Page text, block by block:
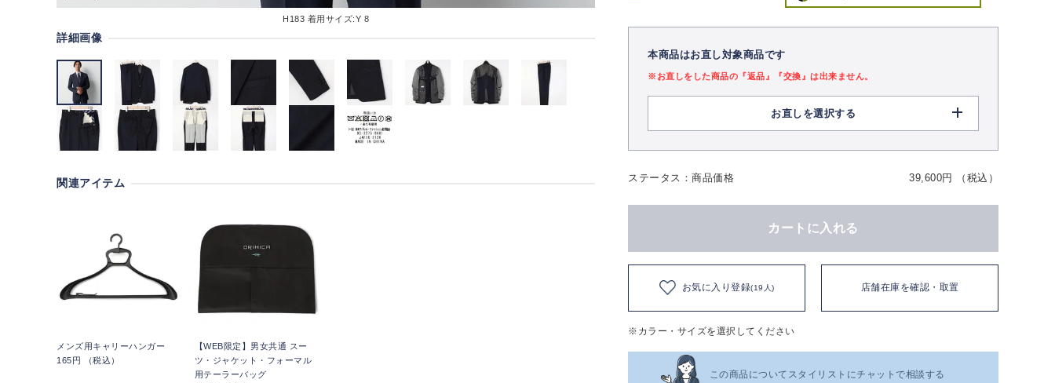
H183 着用サイズ:Y 8
詳細画像
関連アイテム
メンズ用キャリーハンガー
165円 （税込）
【WEB限定】男女共通 スー
ツ・ジャケット・フォーマル
用テーラーバッグ
本商品はお直し対象商品です
※お直しをした商品の『返品』『交換』は出来ません。
お直しを選択する
ステータス：商品価格 39,600円 （税込）
カートに入れる
お気に入り登録(19人) 店舗在庫を確認・取置
※カラー・サイズを選択してください
この商品についてスタイリストにチャットで相談する